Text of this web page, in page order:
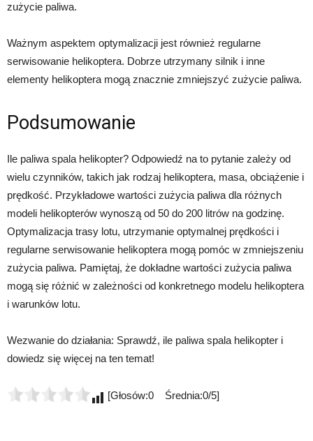
zużycie paliwa.
Ważnym aspektem optymalizacji jest również regularne
serwisowanie helikoptera. Dobrze utrzymany silnik i inne
elementy helikoptera mogą znacznie zmniejszyć zużycie paliwa.
Podsumowanie
Ile paliwa spala helikopter? Odpowiedź na to pytanie zależy od
wielu czynników, takich jak rodzaj helikoptera, masa, obciążenie i
prędkość. Przykładowe wartości zużycia paliwa dla różnych
modeli helikopterów wynoszą od 50 do 200 litrów na godzinę.
Optymalizacja trasy lotu, utrzymanie optymalnej prędkości i
regularne serwisowanie helikoptera mogą pomóc w zmniejszeniu
zużycia paliwa. Pamiętaj, że dokładne wartości zużycia paliwa
mogą się różnić w zależności od konkretnego modelu helikoptera
i warunków lotu.
Wezwanie do działania: Sprawdź, ile paliwa spala helikopter i
dowiedz się więcej na ten temat!
[Głosów:0 Średnia:0/5]